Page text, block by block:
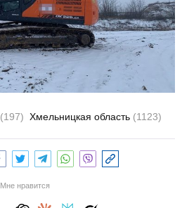
(197) Хмельницкая область (1123)
Мне нравится